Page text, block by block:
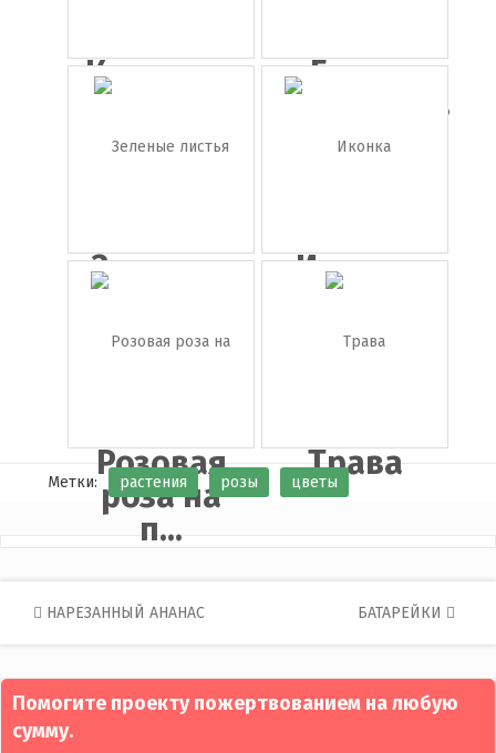
Картинка
цветок л...
Букет
тюльпанов
Зеленые
листья
Иконка
ромашка
Розовая
роза на
п...
Трава
Метки: растения розы цветы
Post
navigation
НАРЕЗАННЫЙ АНАНАС БАТАРЕЙКИ
Помогите проекту пожертвованием на любую
сумму.